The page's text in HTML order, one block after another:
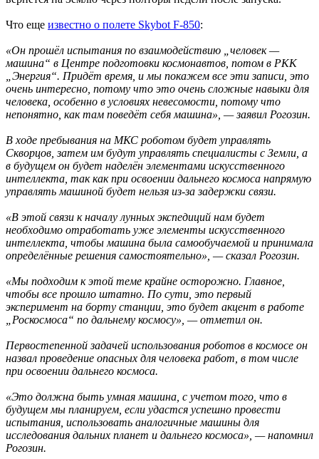
Что еще известно о полете Skybot F-850:
«Он прошёл испытания по взаимодействию „человек —
машина“ в Центре подготовки космонавтов, потом в РКК
„Энергия“. Придёт время, и мы покажем все эти записи, это
очень интересно, потому что это очень сложные навыки для
человека, особенно в условиях невесомости, потому что
непонятно, как там поведёт себя машина», — заявил Рогозин.
В ходе пребывания на МКС роботом будет управлять
Скворцов, затем им будут управлять специалисты с Земли, а
в будущем он будет наделён элементами искусственного
интеллекта, так как при освоении дальнего космоса напрямую
управлять машиной будет нельзя из-за задержки связи.
«В этой связи к началу лунных экспедиций нам будет
необходимо отработать уже элементы искусственного
интеллекта, чтобы машина была самообучаемой и принимала
определённые решения самостоятельно», — сказал Рогозин.
«Мы подходим к этой теме крайне осторожно. Главное,
чтобы все прошло штатно. По сути, это первый
эксперимент на борту станции, это будет акцент в работе
„Роскосмоса“ по дальнему космосу», — отметил он.
Первостепенной задачей использования роботов в космосе он
назвал проведение опасных для человека работ, в том числе
при освоении дальнего космоса.
«Это должна быть умная машина, с учетом того, что в
будущем мы планируем, если удастся успешно провести
испытания, использовать аналогичные машины для
исследования дальних планет и дальнего космоса», — напомнил
Рогозин.